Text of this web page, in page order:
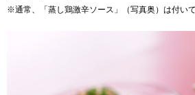
※通常、「蒸し鶏激辛ソース」（写真奥）は付い